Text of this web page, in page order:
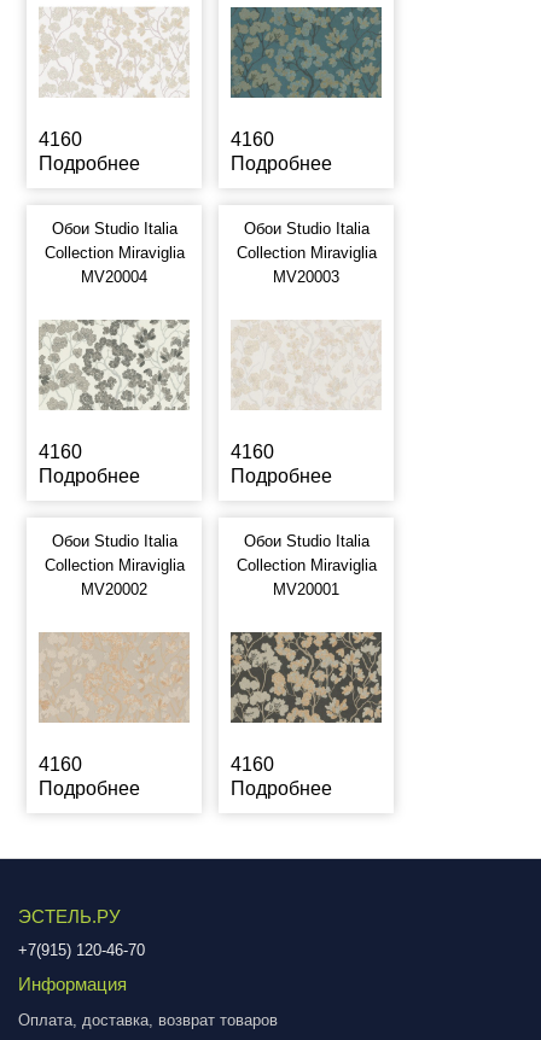
4160
Подробнее
4160
Подробнее
Обои Studio Italia
Collection Miraviglia
MV20004
4160
Подробнее
Обои Studio Italia
Collection Miraviglia
MV20003
4160
Подробнее
Обои Studio Italia
Collection Miraviglia
MV20002
4160
Подробнее
Обои Studio Italia
Collection Miraviglia
MV20001
4160
Подробнее
ЭСТЕЛЬ.РУ
+7(915) 120-46-70
Информация
Оплата, доставка, возврат товаров